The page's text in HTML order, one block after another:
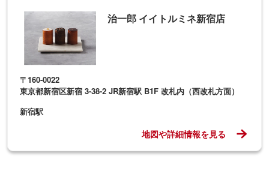
治一郎 イイトルミネ新宿店
〒160-0022
東京都新宿区新宿 3-38-2 JR新宿駅 B1F 改札内（西改札方面）
新宿駅
地図や詳細情報を見る